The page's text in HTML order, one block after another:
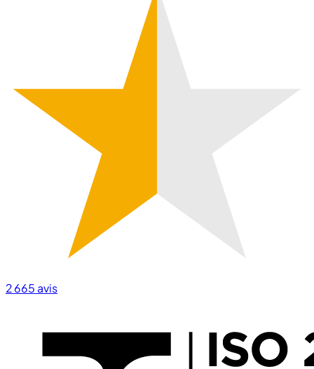
2 665 avis